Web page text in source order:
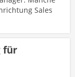
Sales
für